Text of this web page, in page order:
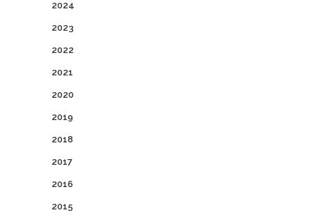
2024
2023
2022
2021
2020
2019
2018
2017
2016
2015